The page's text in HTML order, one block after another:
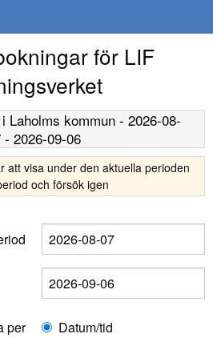
för LIF
Laholms kommun - 2026-08-
- 2026-09-06
att visa under den aktuella perioden
och försök igen
per
Datum/tid